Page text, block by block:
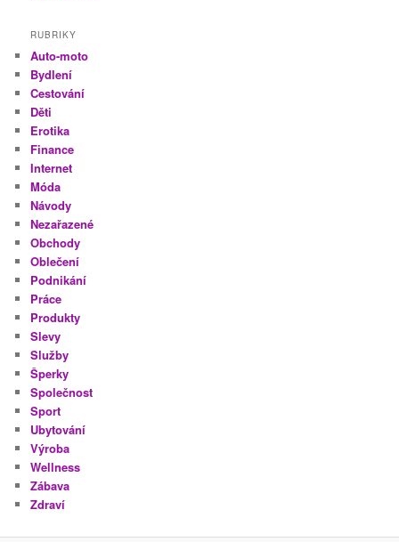
RUBRIKY
Auto-moto
Bydlení
Cestování
Děti
Erotika
Finance
Internet
Móda
Návody
Nezařazené
Obchody
Oblečení
Podnikání
Práce
Produkty
Slevy
Služby
Šperky
Společnost
Sport
Ubytování
Výroba
Wellness
Zábava
Zdraví